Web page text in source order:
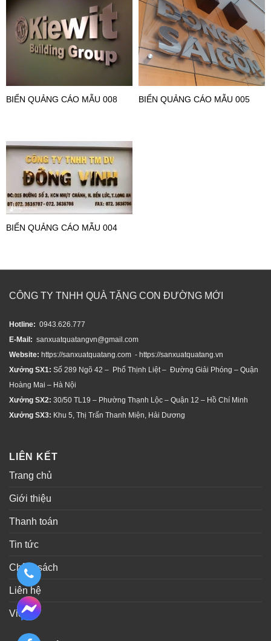
BIỂN QUẢNG CÁO MẪU 008 BIỂN QUẢNG CÁO MẪU 005
BIỂN QUẢNG CÁO MẪU 004
CÔNG TY TNHH QUÀ TẶNG CON ĐƯỜNG MỚI
Hotline: 0943.626.777
E-Mail: sanxuatquatangvn@gmail.com
Website: https://sanxuatquatang.com - https://sanxuatquatang.vn
Xưởng SX1: Số 289 Ngõ 42 – Phố Thịnh Liệt – Đường Giải Phóng – Quận
Hoàng Mai – Hà Nội
Xưởng SX2: 30/50 TL19 – Phường Thạnh Lộc – Quận 12 – Hồ Chí Minh
Xưởng SX3: Khu 5, Thị Trấn Thanh Miện, Hải Dương
LIÊN KẾT
Trang chủ
Giới thiệu
Thanh toán
Tin tức
Chính sách
Liên hệ
Video